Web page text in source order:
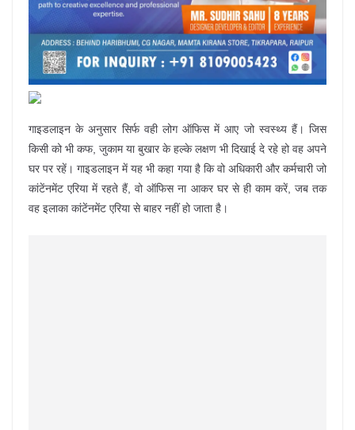
गाइडलाइन के अनुसार सिर्फ वही लोग ऑफिस में आए जो स्वस्थ्य हैं। जिस
किसी को भी कफ, जुकाम या बुखार के हल्के लक्षण भी दिखाई दे रहे हो वह अपने
घर पर रहें। गाइडलाइन में यह भी कहा गया है कि वो अधिकारी और कर्मचारी जो
कांटेंनमेंट एरिया में रहते हैं, वो ऑफिस ना आकर घर से ही काम करें, जब तक
वह इलाका कांटेंनमेंट एरिया से बाहर नहीं हो जाता है।